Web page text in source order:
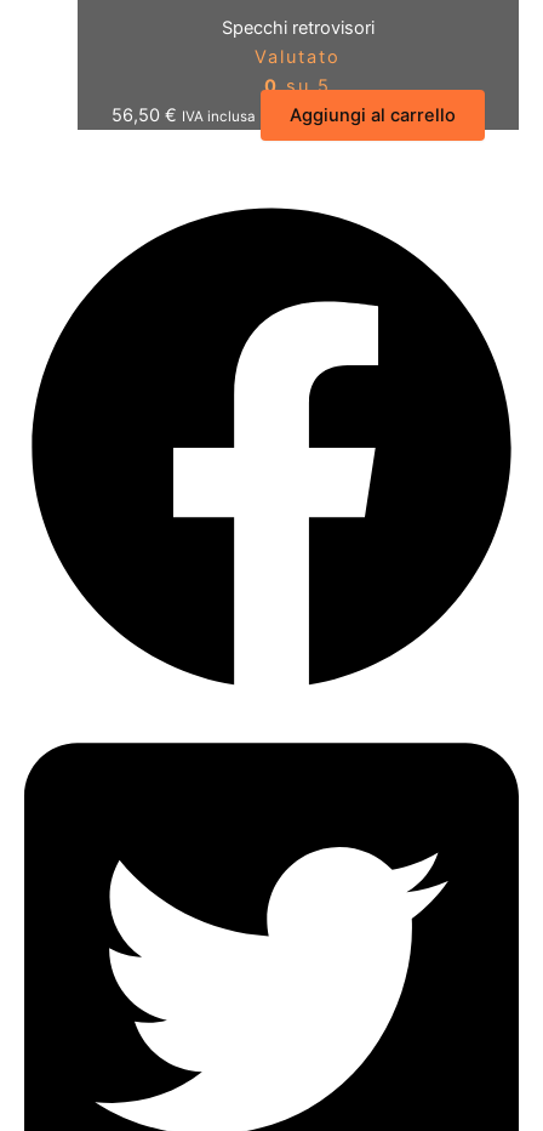
Specchi retrovisori
Valutato
0su 5
56,50 € IVA inclusa Aggiungi al carrello